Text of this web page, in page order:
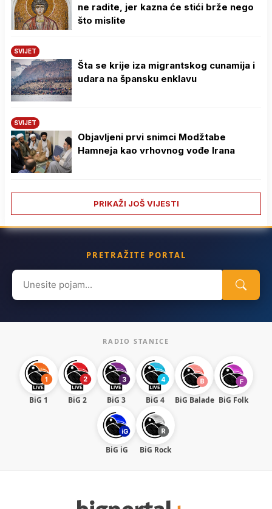
ne radite, jer kazna će stići brže nego
što mislite
SVIJET
Šta se krije iza migrantskog cunamija i
udara na špansku enklavu
SVIJET
Objavljeni prvi snimci Modžtabe
Hamneja kao vrhovnog vođe Irana
PRIKAŽI JOŠ VIJESTI
PRETRAŽITE PORTAL
Search
for:
RADIO STANICE
BiG 1 BiG 2 BiG 3 BiG 4 BiG Balade BiG Folk
BiG iG BiG Rock